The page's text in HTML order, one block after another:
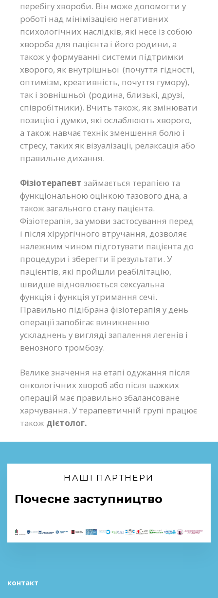
перебігу хвороби. Він може допомогти у
роботі над мінімізацією негативних
психологічних наслідків, які несе із собою
хвороба для пацієнта і його родини, а
також у формуванні системи підтримки
хворого, як внутрішньої (почуття гідності,
оптимізм, креативність, почуття гумору),
так і зовнішньої (родина, близькі, друзі,
співробітники). Вчить також, як змінювати
позицію і думки, які ослаблюють хворого,
а також навчає технік зменшення болю і
стресу, таких як візуалізації, релаксація або
правильне дихання.
Фізіотерапевтзаймається терапією та
функціональною оцінкою тазового дна, а
також загального стану пацієнта.
Фізіотерапія, за умови застосування перед
і після хірургічного втручання, дозволяє
належним чином підготувати пацієнта до
процедури і зберегти її результати. У
пацієнтів, які пройшли реабілітацію,
швидше відновлюється сексуальна
функція і функція утримання сечі.
Правильно підібрана фізіотерапія у день
операції запобігає виникненню
ускладнень у вигляді запалення легенів і
венозного тромбозу.
Велике значення на етапі одужання після
онкологічних хвороб або після важких
операцій має правильно збалансоване
харчування. У терапевтичній групі працює
також дієтолог.
НАШІ ПАРТНЕРИ
Почесне заступництво
контакт